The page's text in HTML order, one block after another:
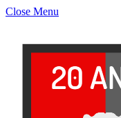
Close Menu